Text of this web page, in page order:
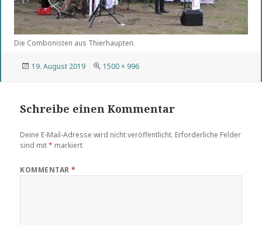
Die Combonisten aus Thierhaupten.
Veröffentlicht
19. August 2019
Volle
1500 × 996
Schreibe einen Kommentar
Deine E-Mail-Adresse wird nicht veröffentlicht. Erforderliche Felder
sind mit* markiert
KOMMENTAR*